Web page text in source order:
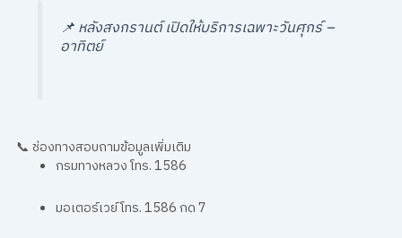
📌หลังสงกรานต์ เปิดให้บริการเฉพาะวันศุกร์ –
อาทิตย์
📞 ช่องทางสอบถามข้อมูลเพิ่มเติม
กรมทางหลวง โทร. 1586
มอเตอร์เวย์ โทร. 1586 กด 7